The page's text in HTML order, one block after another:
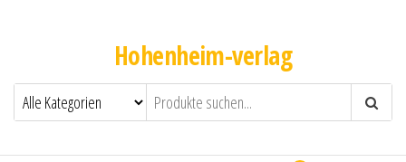
Hohenheim-verlag